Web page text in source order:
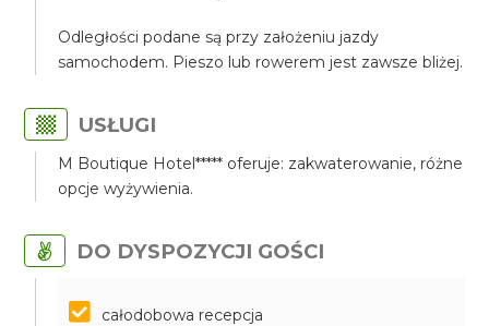
Odległości podane są przy założeniu jazdy
samochodem. Pieszo lub rowerem jest zawsze bliżej.
USŁUGI
M Boutique Hotel***** oferuje: zakwaterowanie, różne
opcje wyżywienia.
DO DYSPOZYCJI GOŚCI
całodobowa recepcja